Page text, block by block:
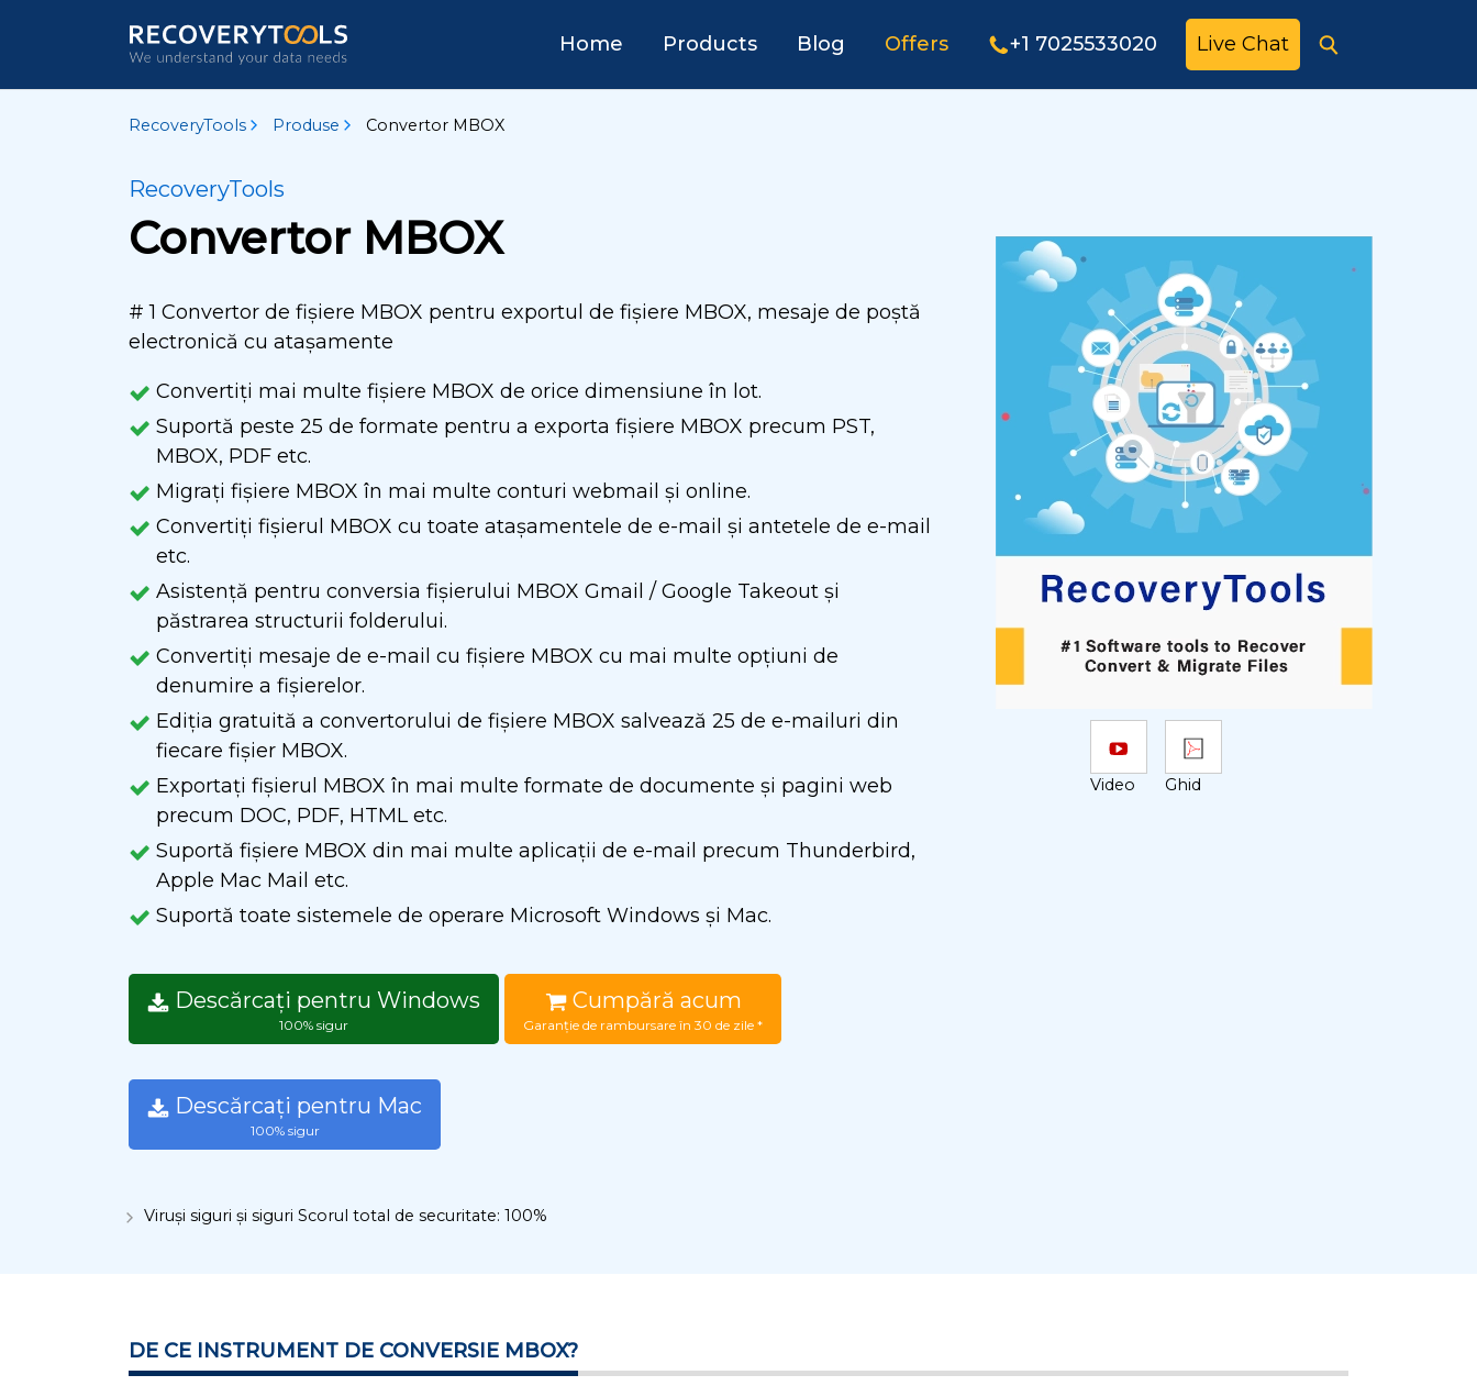
Home Products Blog Offers +1 7025533020 Live Chat
RecoveryTools Produse Convertor MBOX
Video Ghid
RecoveryTools
Convertor MBOX
# 1 Convertor de fișiere MBOX pentru exportul de fișiere MBOX, mesaje de poștă
electronică cu atașamente
Convertiți mai multe fișiere MBOX de orice dimensiune în lot.
Suportă peste 25 de formate pentru a exporta fișiere MBOX precum PST,
MBOX, PDF etc.
Migrați fișiere MBOX în mai multe conturi webmail și online.
Convertiți fișierul MBOX cu toate atașamentele de e-mail și antetele de e-mail
etc.
Asistență pentru conversia fișierului MBOX Gmail / Google Takeout și
păstrarea structurii folderului.
Convertiți mesaje de e-mail cu fișiere MBOX cu mai multe opțiuni de
denumire a fișierelor.
Ediția gratuită a convertorului de fișiere MBOX salvează 25 de e-mailuri din
fiecare fișier MBOX.
Exportați fișierul MBOX în mai multe formate de documente și pagini web
precum DOC, PDF, HTML etc.
Suportă fișiere MBOX din mai multe aplicații de e-mail precum Thunderbird,
Apple Mac Mail etc.
Suportă toate sistemele de operare Microsoft Windows și Mac.
Descărcați pentru Windows
100% sigur
Cumpără acum
Garanție de rambursare în 30 de zile *
Descărcați pentru Mac
100% sigur
Viruși siguri și siguri Scorul total de securitate: 100%
DE CE INSTRUMENT DE CONVERSIE MBOX?